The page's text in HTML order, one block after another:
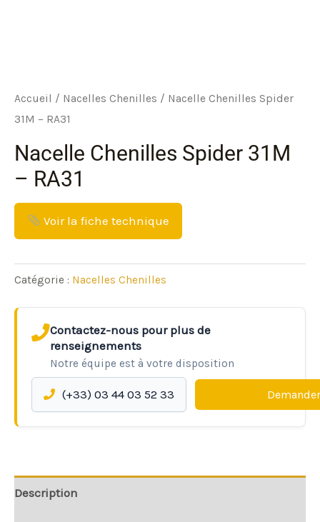
Accueil / Nacelles Chenilles / Nacelle Chenilles Spider
31M – RA31
Nacelle Chenilles Spider 31M
– RA31
Voir la fiche technique
Catégorie : Nacelles Chenilles
Contactez-nous pour plus de
renseignements
Notre équipe est à votre disposition
(+33) 03 44 03 52 33
Description